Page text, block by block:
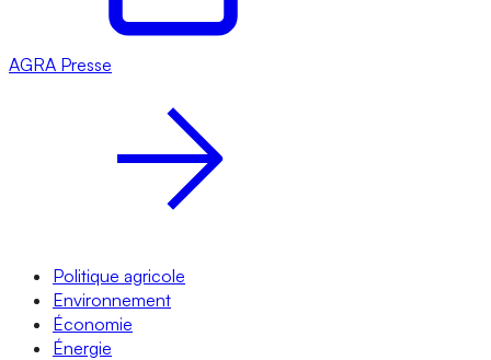
AGRA Presse
Politique agricole
Environnement
Économie
Énergie